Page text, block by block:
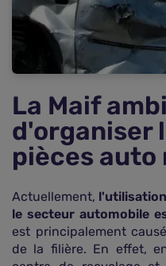
La Maif
d'organiser
pièces auto
Actuellement,
le secteur automobile
est principalement
de la filière. En effet,